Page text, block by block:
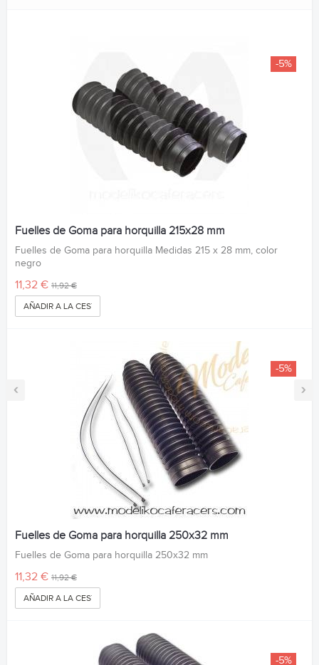
‹ ›
-5%
Fuelles de Goma para horquilla 215x28 mm
Fuelles de Goma para horquilla Medidas 215 x 28 mm, color
negro
11,32 € 11,92 €
AÑADIR A LA CESTA
-5%
Fuelles de Goma para horquilla 250x32 mm
Fuelles de Goma para horquilla 250x32 mm
11,32 € 11,92 €
AÑADIR A LA CESTA
-5%